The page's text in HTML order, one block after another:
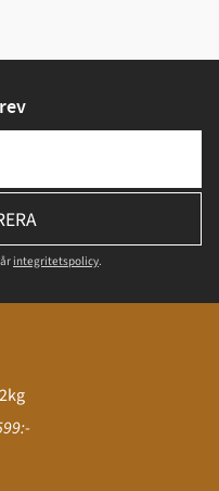
integritetspolicy.